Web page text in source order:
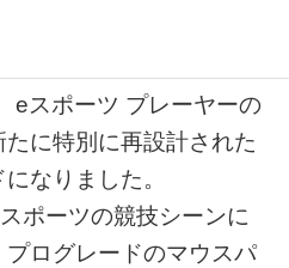
eスポーツ プレーヤーの
に特別に再設計された
なりました。
ポーツの競技シーンに
ログレードのマウスパ